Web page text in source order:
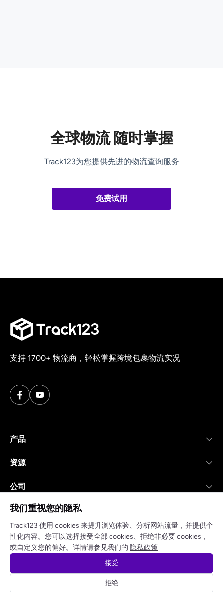
全球物流 随时掌握
Track123为您提供先进的物流查询服务
免费试用
支持 1700+ 物流商，轻松掌握跨境包裹物流实况
产品
资源
公司
隐私政策服务条款
我们重视您的隐私
Track123 使用 cookies 来提升浏览体验、分析网站流量，并提供个
性化内容。您可以选择接受全部 cookies、拒绝非必要 cookies，
或自定义您的偏好。详情请参见我们的 隐私政策
拒绝
接受